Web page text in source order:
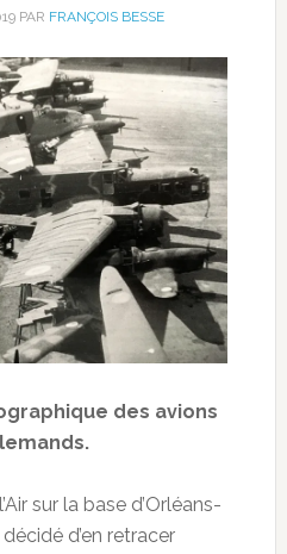
PAR FRANÇOIS BESSE
des avions
sur la base d’Orléans-
d’en retracer